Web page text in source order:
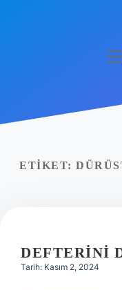
Yasal Uyarı
ETIKET:
DEFTERINI
Tarih: Kasım 2, 2024